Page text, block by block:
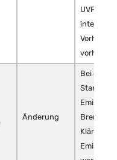
UVP-
Änderung
Bei der